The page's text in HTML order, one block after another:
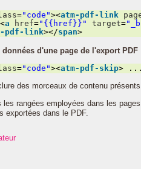
="code"><atm-pdf-link
a href="{{href}}" target=
pdf-link></span>
d'une page de l'export PDF
="code"><atm-pdf-skip>
des morceaux de contenu
les rangées employées dans les
exportées dans le PDF.